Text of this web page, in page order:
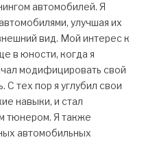
автомобилей. Я
улучшая их
вид. Мой интерес к
в юности, когда я
модифицировать свой
С тех пор я углубил свои
навыки, и стал
тюнером. Я также
автомобильных